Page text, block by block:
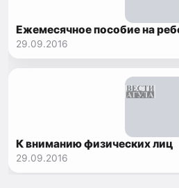
Ежемесячное пособие на
29.09.2016
К вниманию физических лиц
29.09.2016